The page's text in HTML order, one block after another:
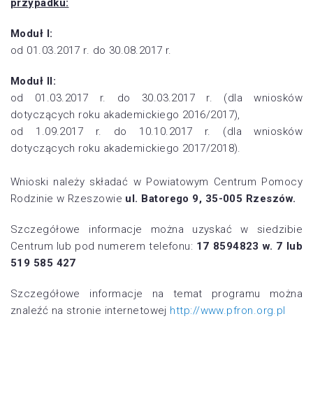
przypadku:
Moduł I:
od 01.03.2017 r. do 30.08.2017 r.
Moduł II:
od 01.03.2017 r. do 30.03.2017 r. (dla wniosków
dotyczących roku akademickiego 2016/2017),
od 1.09.2017 r. do 10.10.2017 r. (dla wniosków
dotyczących roku akademickiego 2017/2018).
Wnioski należy składać w Powiatowym Centrum Pomocy
Rodzinie w Rzeszowie ul. Batorego 9, 35-005 Rzeszów.
Szczegółowe informacje można uzyskać w siedzibie
Centrum lub pod numerem telefonu: 17 8594823 w. 7 lub
519 585 427
Szczegółowe informacje na temat programu można
znaleźć na stronie internetowej http://www.pfron.org.pl